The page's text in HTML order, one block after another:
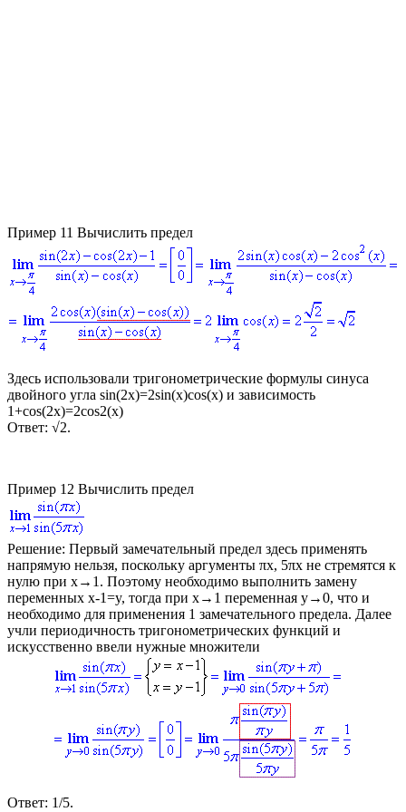
Пример 11 Вычислить предел
Здесь использовали тригонометрические формулы синуса
двойного угла sin(2x)=2sin(x)cos(x) и зависимость
1+cos(2x)=2cos2(x)
Ответ: √2.
Пример 12 Вычислить предел
Решение: Первый замечательный предел здесь применять
напрямую нельзя, поскольку аргументы πx, 5πx не стремятся к
нулю при x→1 . Поэтому необходимо выполнить замену
переменных x-1=y, тогда при x→1 переменная y→0, что и
необходимо для применения 1 замечательного предела. Далее
учли периодичность тригонометрических функций и
искусственно ввели нужные множители
Ответ: 1/5.